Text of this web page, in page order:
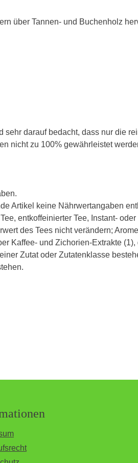
über Tannen- und Buchenholz
darauf bedacht, dass nur die
nicht zu 100% gewährleistet
Artikel keine Nährwertangaben
entkoffeinierter Tee, Instant-
des Tees nicht verändern;
Kaffee- und Zichorien-Extrakte
Zutat oder Zutatenklasse